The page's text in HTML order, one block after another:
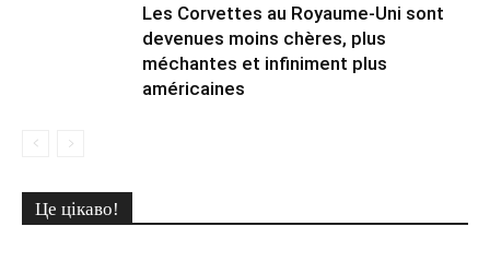
Les Corvettes au Royaume-Uni sont
devenues moins chères, plus
méchantes et infiniment plus
américaines
Це цікаво!